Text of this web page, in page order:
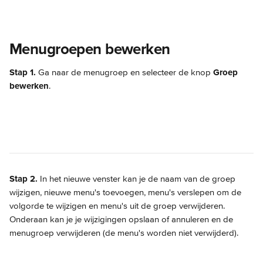
Menugroepen bewerken
Stap 1. Ga naar de menugroep en selecteer de knop Groep
bewerken.
Stap 2. In het nieuwe venster kan je de naam van de groep
wijzigen, nieuwe menu's toevoegen, menu's verslepen om de
volgorde te wijzigen en menu's uit de groep verwijderen.
Onderaan kan je je wijzigingen opslaan of annuleren en de
menugroep verwijderen (de menu's worden niet verwijderd).